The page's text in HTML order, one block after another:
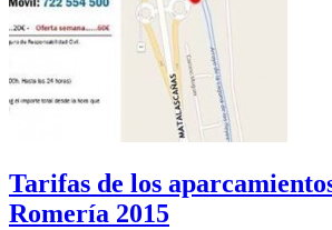
Tarifas de los
Romería 2015